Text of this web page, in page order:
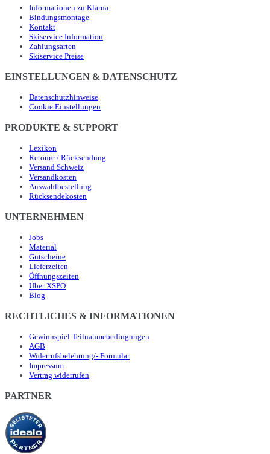
Informationen zu Klarna
Bindungsmontage
Kontakt
Skiservice Information
Zahlungsarten
Skiservice Preise
EINSTELLUNGEN & DATENSCHUTZ
Datenschutzhinweise
Cookie Einstellungen
PRODUKTE & SUPPORT
Lexikon
Retoure / Rücksendung
Versand Schweiz
Versandkosten
Auswahlbestellung
Rücksendekosten
UNTERNEHMEN
Jobs
Material
Gutscheine
Lieferzeiten
Öffnungszeiten
Über XSPO
Blog
RECHTLICHES & INFORMATIONEN
Gewinnspiel Teilnahmebedingungen
AGB
Widerrufsbelehrung/- Formular
Impressum
Vertrag widerrufen
PARTNER